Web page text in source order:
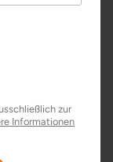
zur
Informationen